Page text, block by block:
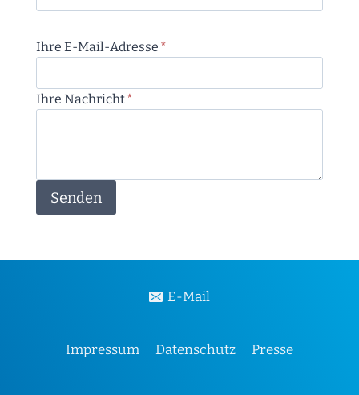
Ihre E-Mail-Adresse *
Ihre Nachricht*
Senden
Impressum Datenschutz Presse
E-Mail